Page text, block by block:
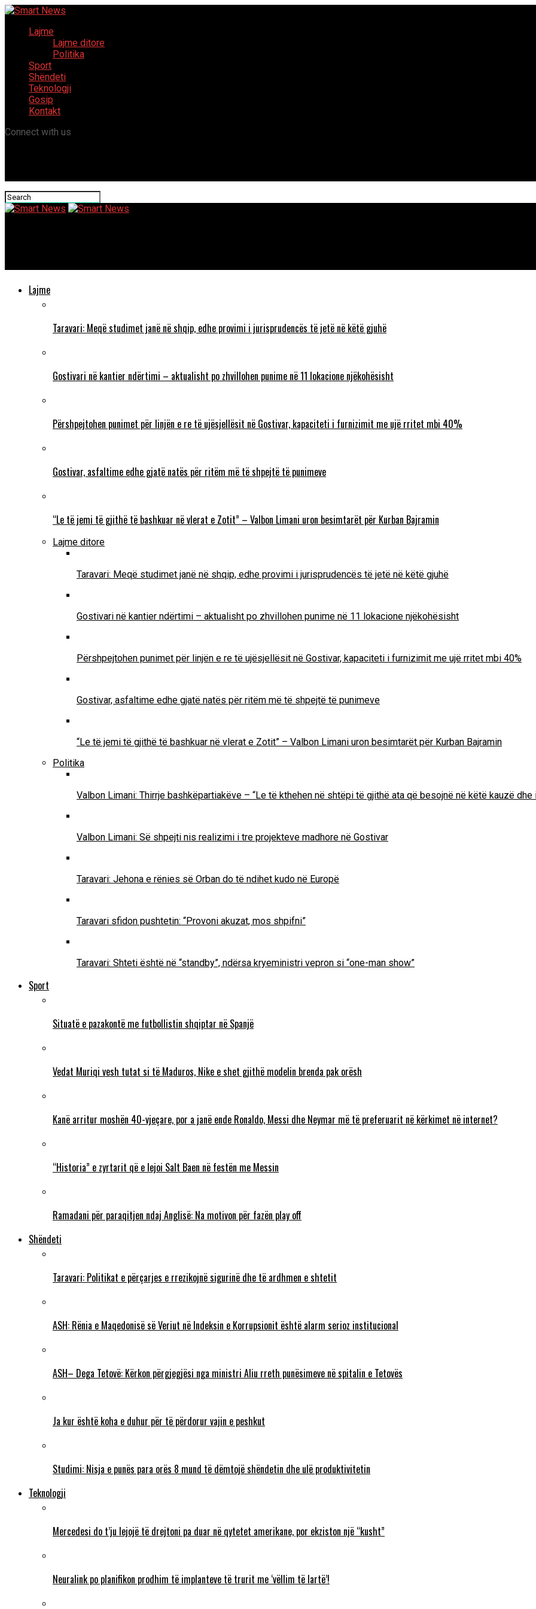
Lajme
Lajme ditore
Politika
Sport
Shëndeti
Teknologji
Gosip
Kontakt
Connect with us
Lajme
Taravari: Meqë studimet janë në shqip, edhe provimi i jurisprudencës të jetë në këtë gjuhë
Gostivari në kantier ndërtimi – aktualisht po zhvillohen punime në 11 lokacione njëkohësisht
Përshpejtohen punimet për linjën e re të ujësjellësit në Gostivar, kapaciteti i furnizimit me ujë rritet mbi 40%
Gostivar, asfaltime edhe gjatë natës për ritëm më të shpejtë të punimeve
“Le të jemi të gjithë të bashkuar në vlerat e Zotit” – Valbon Limani uron besimtarët për Kurban Bajramin
Lajme ditore
Taravari: Meqë studimet janë në shqip, edhe provimi i jurisprudencës të jetë në këtë gjuhë
Gostivari në kantier ndërtimi – aktualisht po zhvillohen punime në 11 lokacione njëkohësisht
Përshpejtohen punimet për linjën e re të ujësjellësit në Gostivar, kapaciteti i furnizimit me ujë rritet mbi 40%
Gostivar, asfaltime edhe gjatë natës për ritëm më të shpejtë të punimeve
“Le të jemi të gjithë të bashkuar në vlerat e Zotit” – Valbon Limani uron besimtarët për Kurban Bajramin
Politika
Valbon Limani: Thirrje bashkëpartiakëve – “Le të kthehen në shtëpi të gjithë ata që besojnë në këtë kauzë dhe
Valbon Limani: Së shpejti nis realizimi i tre projekteve madhore në Gostivar
Taravari: Jehona e rënies së Orban do të ndihet kudo në Europë
Taravari sfidon pushtetin: “Provoni akuzat, mos shpifni”
Taravari: Shteti është në “standby”, ndërsa kryeministri vepron si “one-man show”
Sport
Situatë e pazakontë me futbollistin shqiptar në Spanjë
Vedat Muriqi vesh tutat si të Maduros, Nike e shet gjithë modelin brenda pak orësh
Kanë arritur moshën 40-vjeçare, por a janë ende Ronaldo, Messi dhe Neymar më të preferuarit në kërkimet në internet?
“Historia” e zyrtarit që e lejoi Salt Baen në festën me Messin
Ramadani për paraqitjen ndaj Anglisë: Na motivon për fazën play off
Shëndeti
Taravari: Politikat e përçarjes e rrezikojnë sigurinë dhe të ardhmen e shtetit
ASH: Rënia e Maqedonisë së Veriut në Indeksin e Korrupsionit është alarm serioz institucional
ASH– Dega Tetovë: Kërkon përgjegjësi nga ministri Aliu rreth punësimeve në spitalin e Tetovës
Ja kur është koha e duhur për të përdorur vajin e peshkut
Studimi: Nisja e punës para orës 8 mund të dëmtojë shëndetin dhe ulë produktivitetin
Teknologji
Mercedesi do t’ju lejojë të drejtoni pa duar në qytetet amerikane, por ekziston një “kusht”
Neuralink po planifikon prodhim të implanteve të trurit me ‘vëllim të lartë’!